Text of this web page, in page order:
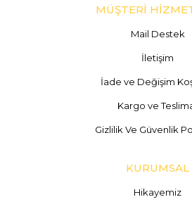
MÜŞTERİ
Mail Destek
İletişim
İade ve Değişim
Kargo ve
Gizlilik Ve Güvenlik
KURUMSAL
Hikayemiz